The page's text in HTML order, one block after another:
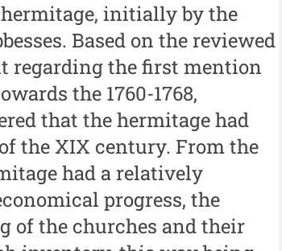
”Ioan Neculce” al
de Istorie a
- XXIII / 2017
”Ioan Neculce” al
de Istorie a
- XXII / 2016
Complet
al
Centrului de Cercetare și
Restaurare a
initially by the
Based on the reviewed
regarding the first mention
the 1760-1768,
that the hermitage had
the XIX century. From the
had a relatively
progress, the
of the churches and their